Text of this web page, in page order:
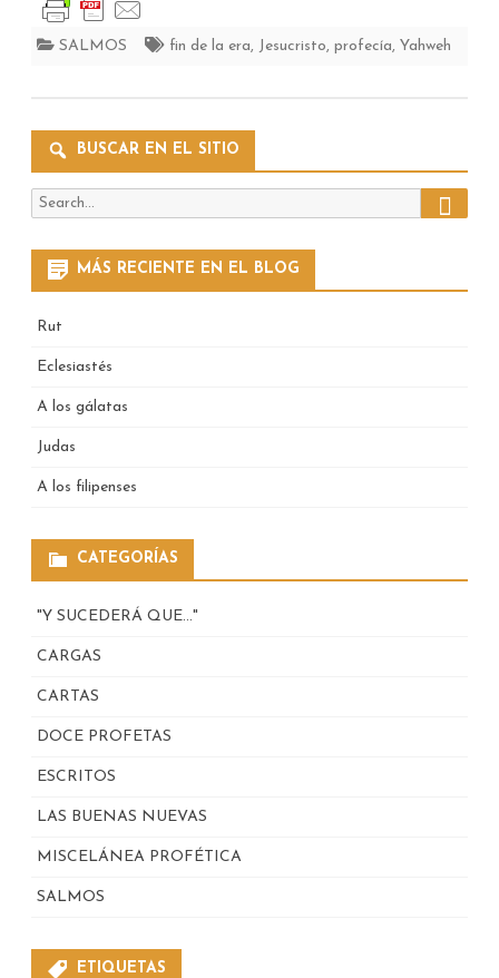
SALMOS fin de la era, Jesucristo, profecía, Yahweh
BUSCAR EN EL SITIO
Search
Search
MÁS RECIENTE EN EL BLOG
Rut
Eclesiastés
A los gálatas
Judas
A los filipenses
CATEGORÍAS
"Y SUCEDERÁ QUE…"
CARGAS
CARTAS
DOCE PROFETAS
ESCRITOS
LAS BUENAS NUEVAS
MISCELÁNEA PROFÉTICA
SALMOS
ETIQUETAS